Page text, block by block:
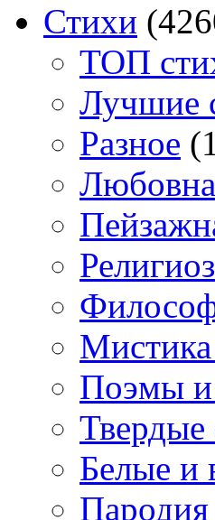
Стихи
TOП
Лучшие
Разное
Мистика
Поэмы
Белые и